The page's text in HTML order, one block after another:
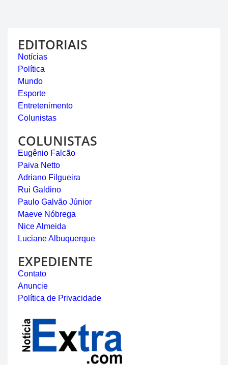
EDITORIAIS
Notícias
Política
Mundo
Esporte
Entretenimento
Colunistas
COLUNISTAS
Eugênio Falcão
Paiva Netto
Adriano Filgueira
Rui Galdino
Paulo Galvão Júnior
Maeve Nóbrega
Nice Almeida
Luciane Albuquerque
EXPEDIENTE
Contato
Anuncie
Política de Privacidade